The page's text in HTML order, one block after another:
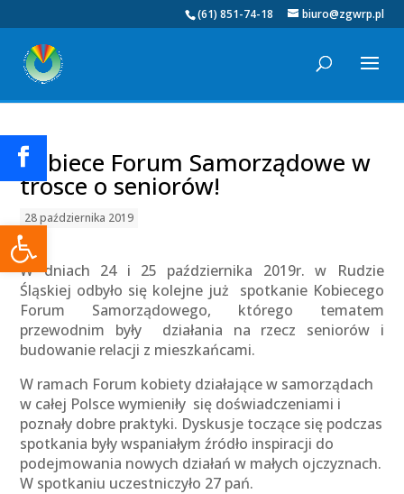
Otwórz pasek narzędzi
(61) 851-74-18 biuro@zgwrp.pl
Kobiece Forum Samorządowe w
trosce o seniorów!
28 października 2019
W dniach 24 i 25 października 2019r. w Rudzie
Śląskiej odbyło się kolejne już spotkanie Kobiecego
Forum Samorządowego, którego tematem
przewodnim były działania na rzecz seniorów i
budowanie relacji z mieszkańcami.
W ramach Forum kobiety działające w samorządach
w całej Polsce wymieniły się doświadczeniami i
poznały dobre praktyki. Dyskusje toczące się podczas
spotkania były wspaniałym źródło inspiracji do
podejmowania nowych działań w małych ojczyznach.
W spotkaniu uczestniczyło 27 pań.